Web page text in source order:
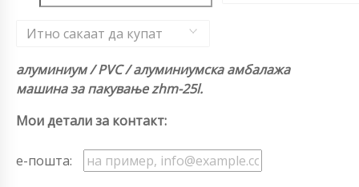
Итно сакаат да купат
алуминиум / PVC / алуминиумска амбалажа
машина за пакување zhm-25l.
Мои детали за контакт:
е-пошта: